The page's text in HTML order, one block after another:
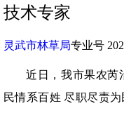
技术专家
灵武市林草局专业号
近日，我市果农芮
民情系百姓 尽职尽责